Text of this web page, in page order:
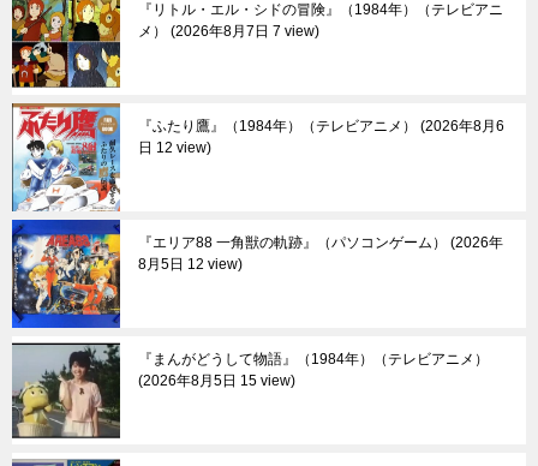
『リトル・エル・シドの冒険』（1984年）（テレビアニ
メ）
2026年8月7日 7 view
『ふたり鷹』（1984年）（テレビアニメ）
2026年8月6
日 12 view
『エリア88 一角獣の軌跡』（パソコンゲーム）
2026年
8月5日 12 view
『まんがどうして物語』（1984年）（テレビアニメ）
2026年8月5日 15 view